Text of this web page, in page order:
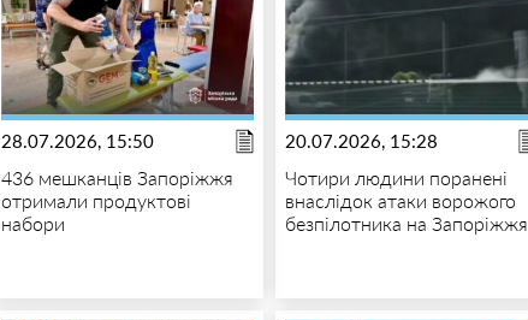
28.07.2026, 15:50
436 мешканців Запоріжжя
отримали продуктові
набори
20.07.2026, 15:28
Чотири людини поранені
внаслідок атаки ворожого
безпілотника на Запоріжжя